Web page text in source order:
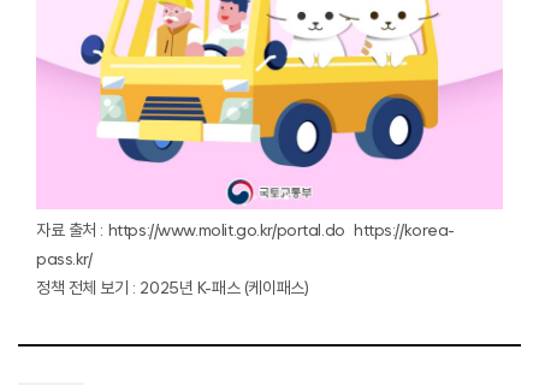
자료 출처 : https://www.molit.go.kr/portal.do https://korea-
pass.kr/
정책 전체 보기 : 2025년 K-패스 (케이패스)